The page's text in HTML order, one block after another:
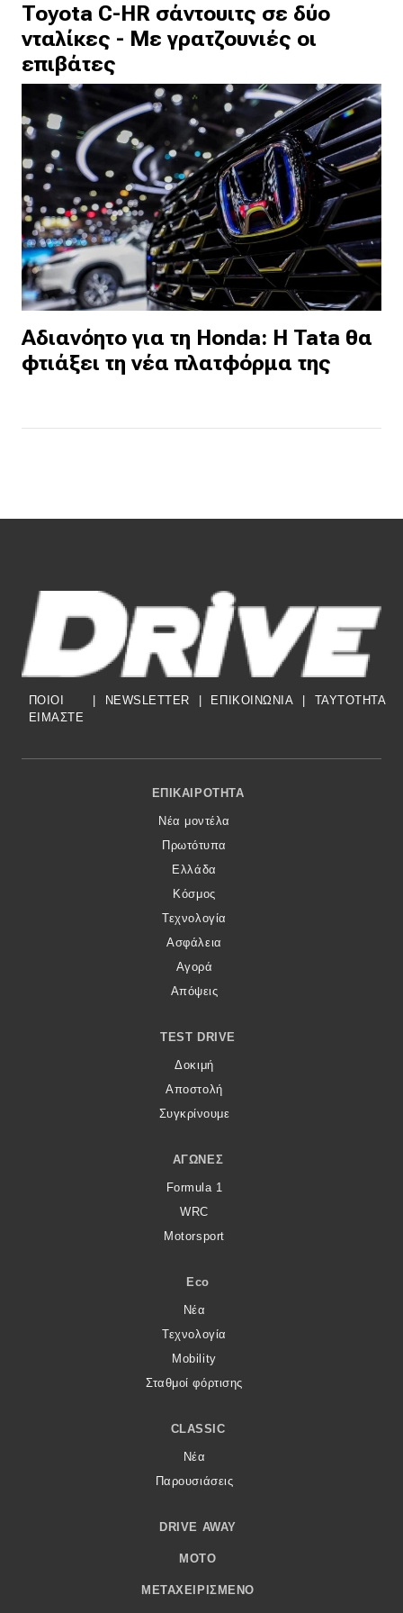
Toyota C-HR σάντουιτς σε δύο
νταλίκες - Με γρατζουνιές οι
επιβάτες
Αδιανόητο για τη Honda: Η Tata θα
φτιάξει τη νέα πλατφόρμα της
ΠΟΙΟΙ
ΕΙΜΑΣΤΕ
| NEWSLETTER | ΕΠΙΚΟΙΝΩΝΙΑ | TAYTOTHTA
Footer Menu
ΕΠΙΚΑΙΡΌΤΗΤΑ
Νέα μοντέλα
Πρωτότυπα
Ελλάδα
Κόσμος
Τεχνολογία
Ασφάλεια
Αγορά
Απόψεις
TEST DRIVE
Δοκιμή
Αποστολή
Συγκρίνουμε
ΑΓΏΝΕΣ
Formula 1
WRC
Motorsport
Eco
Νέα
Τεχνολογία
Mobility
Σταθμοί φόρτισης
CLASSIC
Νέα
Παρουσιάσεις
DRIVE AWAY
MOTO
ΜΕΤΑΧΕΙΡΙΣΜΈΝΟ